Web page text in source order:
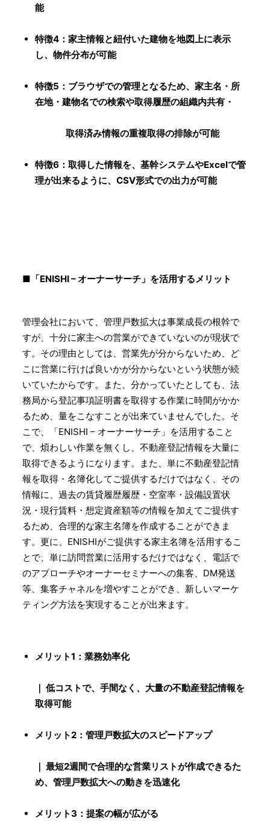
能
特徴4：家主情報と紐付いた建物を地図上に表示
し、物件分布が可能
特徴5：ブラウザでの管理となるため、家主名・所
在地・建物名での検索や取得履歴の組織内共有・
取得済み情報の重複取得の排除が可能
特徴6：取得した情報を、基幹システムやExcelで管
理が出来るように、CSV形式での出力が可能
■「ENISHI – オーナーサーチ」を活用するメリット
管理会社において、管理戸数拡大は事業成長の根幹で
すが、十分に家主への営業ができていないのが現状で
す。その理由としては、営業先が分からないため、ど
こに営業に行けば良いかが分からないという状態が続
いていたからです。また、分かっていたとしても、法
務局から登記事項証明書を取得する作業に時間がかか
るため、量をこなすことが出来ていませんでした。そ
こで、「ENISHI – オーナーサーチ」を活用すること
で、煩わしい作業を無くし、不動産登記情報を大量に
取得できるようになります。また、単に不動産登記情
報を取得・名簿化してご提供するだけではなく、その
情報に、過去の賃貸履歴履歴・空室率・設備設置状
況・現行賃料・想定資産額等の情報を加えてご提供す
るため、合理的な家主名簿を作成することができま
す。更に、ENISHIがご提供する家主名簿を活用するこ
とで、単に訪問営業に活用するだけではなく、電話で
のアプローチやオーナーセミナーへの集客、DM発送
等、集客チャネルを増やすことができ、新しいマーケ
ティング方法を実現することが出来ます。
メリット1：業務効率化
｜ 低コストで、手間なく、大量の不動産登記情報を
取得可能
メリット2：管理戸数拡大のスピードアップ
｜ 最短2週間で合理的な営業リストが作成できるた
め、管理戸数拡大への動きを迅速化
メリット3：提案の幅が広がる